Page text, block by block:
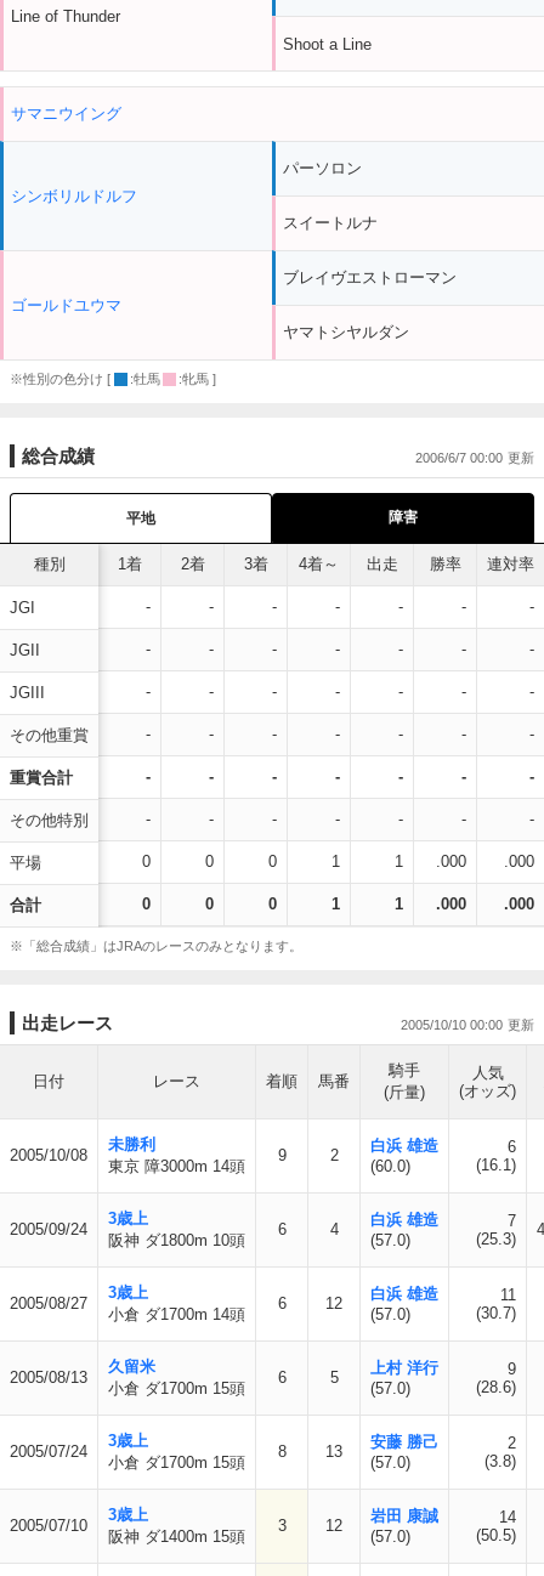
Line of Thunder
Shoot a Line
サマニウイング
シンボリルドルフ
ゴールドユウマ
パーソロン
スイートルナ
ブレイヴエストローマン
ヤマトシヤルダン
※性別の色分け [ :牡馬 :牝馬 ]
総合成績 2006/6/7 00:00
平地 障害
種別
JGI
JGII
JGIII
その他重賞
重賞合計
その他特別
平場
合計
1着 2着 3着 4着～ 出走 勝率 連対率
- - - - - - -
- - - - - - -
- - - - - - -
- - - - - - -
- - - - - - -
- - - - - - -
0 0 0 1 1 .000 .000
0 0 0 1 1 .000 .000
※「総合成績」はJRAのレースのみとなります。
出走レース 2005/10/10 00:00
日付 レース 着順 馬番
騎手
(斤量)
人気
(オッズ)
2005/10/08
未勝利
東京 障3000m 14頭
9 2
白浜 雄造
(60.0)
6
(16.1)
2005/09/24
3歳上
阪神 ダ1800m 10頭
6 4
白浜 雄造
(57.0)
7
(25.3)
2005/08/27
3歳上
小倉 ダ1700m 14頭
6 12
白浜 雄造
(57.0)
11
(30.7)
2005/08/13
久留米
小倉 ダ1700m 15頭
6 5
上村 洋行
(57.0)
9
(28.6)
2005/07/24
3歳上
小倉 ダ1700m 15頭
8 13
安藤 勝己
(57.0)
2
(3.8)
2005/07/10
3歳上
阪神 ダ1400m 15頭
3 12
岩田 康誠
(57.0)
14
(50.5)